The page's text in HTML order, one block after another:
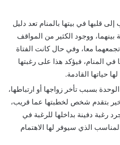
قلبها في بيتها بالمنام تعد دليل
بينهما، ووجود الكثير من المواقف
معا، وفي حال كانت الفتاة
في المنام، فيؤكد هذا على رغبتها
حياتها القادمة.
بسبب تأخر زواجها أو ارتباطها،
خير بتقدم شخص لخطبتها عما قريب،
رغبة دفينة بداخلها للرغبة في
الذي سيوفر لها الاهتمام